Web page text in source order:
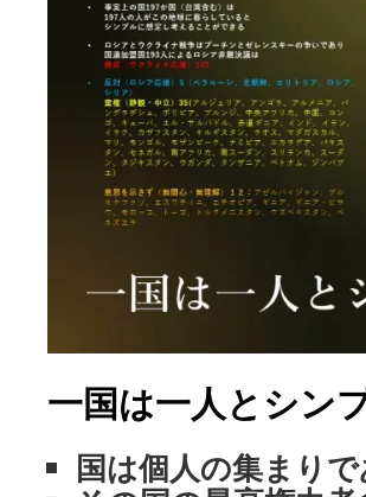
一国は一人とシン
国は個人の集まり